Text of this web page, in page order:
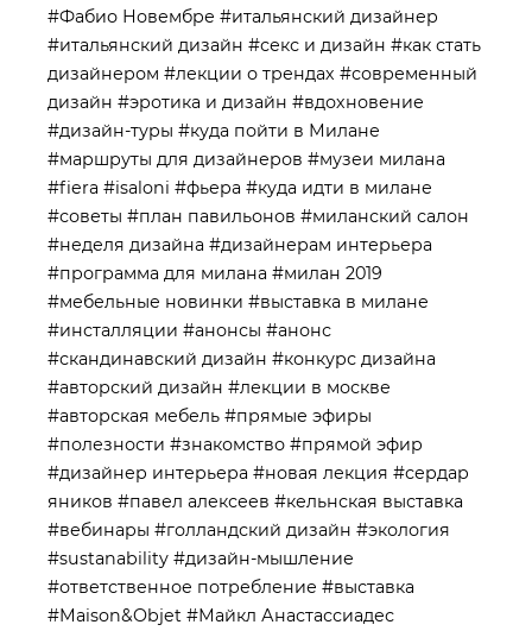
#Фабио Новембре #итальянский дизайнер
#итальянский дизайн #секс и дизайн #как стать
дизайнером #лекции о трендах #современный
дизайн #эротика и дизайн #вдохновение
#дизайн-туры #куда пойти в Милане
#маршруты для дизайнеров #музеи милана
#fiera #isaloni #фьера #куда идти в милане
#советы #план павильонов #миланский салон
#неделя дизайна #дизайнерам интерьера
#программа для милана #милан 2019
#мебельные новинки #выставка в милане
#инсталляции #анонсы #анонс
#скандинавский дизайн #конкурс дизайна
#авторский дизайн #лекции в москве
#авторская мебель #прямые эфиры
#полезности #знакомство #прямой эфир
#дизайнер интерьера #новая лекция #сердар
яников #павел алексеев #кельнская выставка
#вебинары #голландский дизайн #экология
#sustanability #дизайн-мышление
#ответственное потребление #выставка
#Maison&Objet #Майкл Анастассиадес